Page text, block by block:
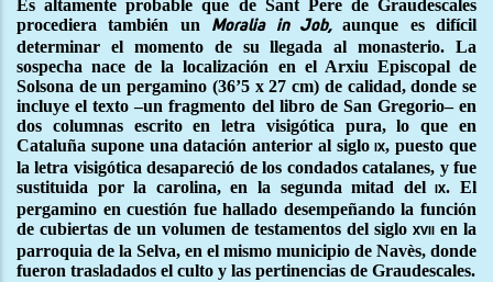
Es altamente probable que de Sant Pere de Graudescales
procediera también un Moralia in Job,aunque es difícil
determinar el momento de su llegada al monasterio. La
sospecha nace de la localización en el Arxiu Episcopal de
Solsona de un pergamino (36’5 x 27 cm) de calidad, donde se
incluye el texto –un fragmento del libro de San Gregorio– en
dos columnas escrito en letra visigótica pura, lo que en
Cataluña supone una datación anterior al sigloix, puesto que
la letra visigótica desapareció de los condados catalanes, y fue
sustituida por la carolina, en la segunda mitad delix. El
pergamino en cuestión fue hallado desempeñando la función
de cubiertas de un volumen de testamentos del siglo xvii en la
parroquia de la Selva, en el mismo municipio de Navès, donde
fueron trasladados el culto y las pertinencias de Graudescales.